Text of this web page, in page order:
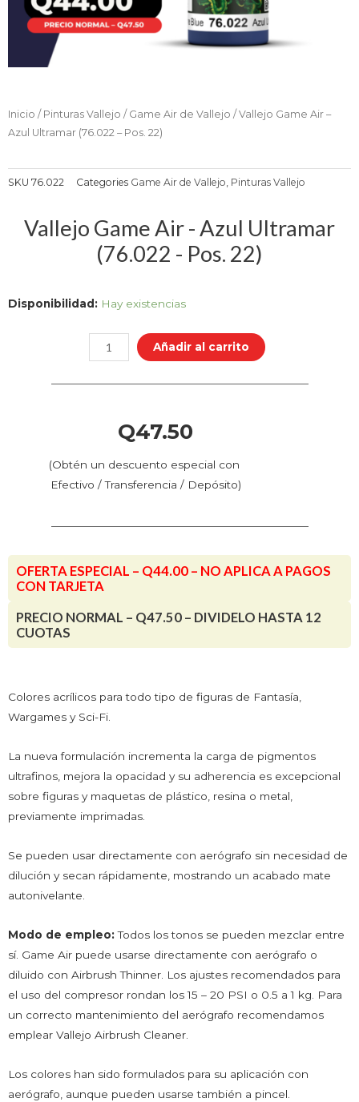
Inicio / Pinturas Vallejo / Game Air de Vallejo / Vallejo Game Air –
Azul Ultramar (76.022 – Pos. 22)
SKU 76.022 Categories Game Air de Vallejo, Pinturas Vallejo
Vallejo Game Air - Azul Ultramar
(76.022 - Pos. 22)
Disponibilidad: Hay existencias
Vallejo
-
Azul
(76.022
Pos.
22)
Añadir al carrito
Q47.50
(Obtén un descuento especial con
Efectivo / Transferencia / Depósito)
OFERTA ESPECIAL – Q44.00 – NO APLICA A PAGOS
CON TARJETA
PRECIO NORMAL – Q47.50 – DIVIDELO HASTA 12
CUOTAS
Colores acrílicos para todo tipo de figuras de Fantasía,
Wargames y Sci-Fi.
La nueva formulación incrementa la carga de pigmentos
ultrafinos, mejora la opacidad y su adherencia es excepcional
sobre figuras y maquetas de plástico, resina o metal,
previamente imprimadas.
Se pueden usar directamente con aerógrafo sin necesidad de
dilución y secan rápidamente, mostrando un acabado mate
autonivelante.
Modo de empleo:Todos los tonos se pueden mezclar entre
sí. Game Air puede usarse directamente con aerógrafo o
diluido con Airbrush Thinner. Los ajustes recomendados para
el uso del compresor rondan los 15 – 20 PSI o 0.5 a 1 kg. Para
un correcto mantenimiento del aerógrafo recomendamos
emplear Vallejo Airbrush Cleaner.
Los colores han sido formulados para su aplicación con
aerógrafo, aunque pueden usarse también a pincel.